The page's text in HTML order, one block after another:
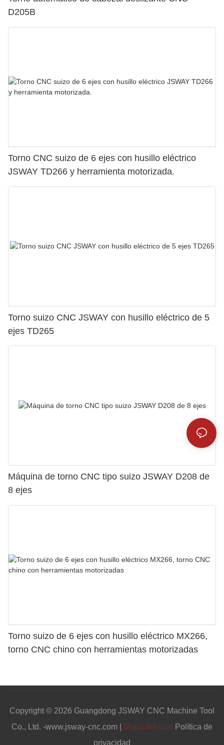
D205B
Torno CNC suizo de 6 ejes con husillo eléctrico
JSWAY TD266 y herramienta motorizada.
Torno suizo CNC JSWAY con husillo eléctrico de 5
ejes TD265
Máquina de torno CNC tipo suizo JSWAY D208 de
8 ejes
Torno suizo de 6 ejes con husillo eléctrico MX266,
torno CNC chino con herramientas motorizadas
Copyright © 2026 Guangdong JSWAY CNC Machine Tool
Co., Ltd. -www.jsway-cnc.com |
Mapa del sitio Política de
privacidad